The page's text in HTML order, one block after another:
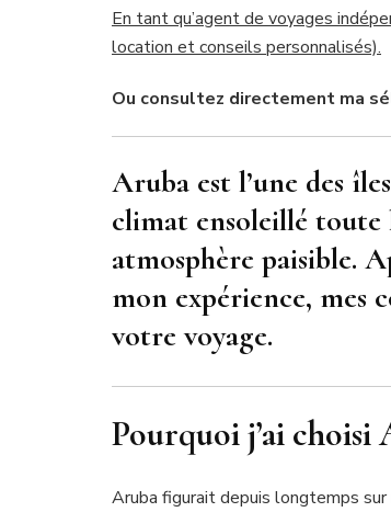
En tant qu’agent de voyages
location et conseils personnalisés).
Ou consultez directement ma
Aruba est l’une des
climat ensoleillé toute
atmosphère paisible.
mon expérience, mes
votre voyage.
Pourquoi j’ai choisi
Aruba figurait depuis longtemps